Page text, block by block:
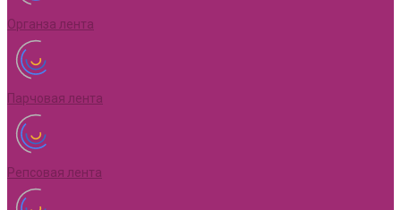
Органза лента
Парчовая лента
Репсовая лента